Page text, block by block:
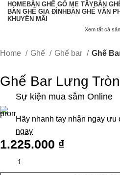
HOMEBÀN GHẾ GỖ ME TÂYBÀN
BÀN GHẾ GIA ĐÌNH BÀN GHẾ VĂN
KHUYẾN MÃI
Xem tất cả
Home Ghế Ghế bar Ghế
Ghế Bar Lưng Tròn
Sự kiện mua sắm Online
Hãy nhanh tay nhận ngay ưu
ngay
1.225.000 ₫